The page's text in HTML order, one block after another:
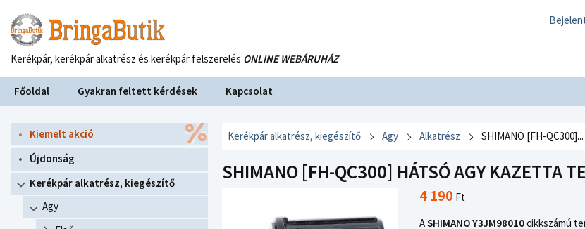
Kerékpár, kerékpár alkatrész és kerékpár felszerelés ONLINE WEBÁRUHÁZ
Főoldal Gyakran feltett kérdések Kapcsolat
Kiemelt akció
Újdonság
Kerékpár alkatrész, kiegészítő
Agy
Kerékpár alkatrész, kiegészítő Agy Alkatrész SHIMANO [FH-QC300]...
SHIMANO [FH-QC300] HÁTSÓ AGY KAZETTA
4 190 Ft
ASHIMANO Y3JM98010cikkszámú